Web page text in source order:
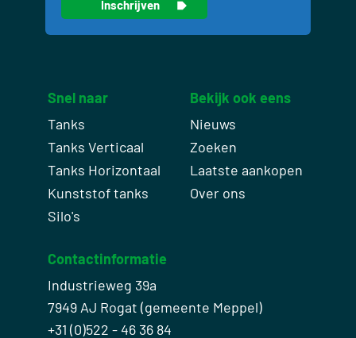
Snel naar
Tanks
Tanks Verticaal
Tanks Horizontaal
Kunststof tanks
Silo's
Bekijk ook eens
Nieuws
Zoeken
Laatste aankopen
Over ons
Contactinformatie
Industrieweg 39a
7949 AJ Rogat (gemeente Meppel)
+31 (0)522 - 46 36 84